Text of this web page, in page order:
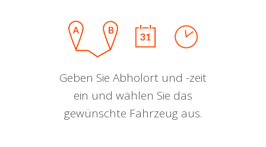
Geben Sie Abholort und -zeit
ein und wählen Sie das
gewünschte Fahrzeug aus.